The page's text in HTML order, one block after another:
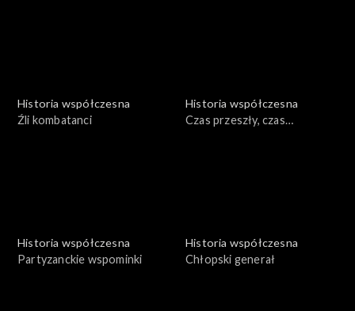
Historia współczesna
Źli kombatanci
Historia współczesna
Czas przeszły, czas
Historia współczesna
Partyzanckie wspominki
Historia współczesna
Chłopski generał